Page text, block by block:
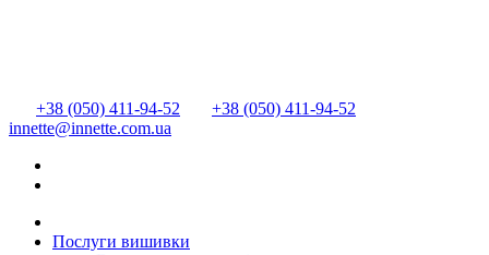
+38 (050) 411-94-52
+38 (050) 411-94-52
innette@innette.com.ua
Послуги вишивки